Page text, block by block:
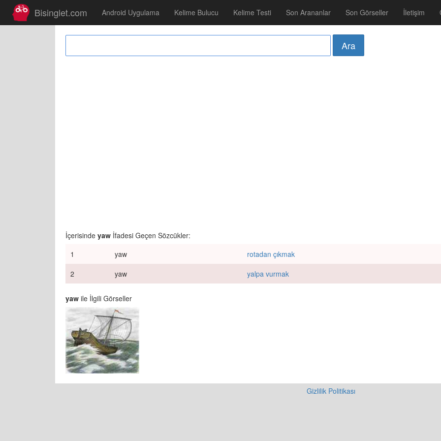
Bisinglet.com Android Uygulama Kelime Bulucu Kelime Testi Son Arananlar Son Görseller İletişim
İçerisinde yaw İfadesi Geçen Sözcükler:
1
yaw
rotadan çıkmak
2
yaw yalpa vurmak
yaw ile İlgili Görseller
Gizlilik Politikası